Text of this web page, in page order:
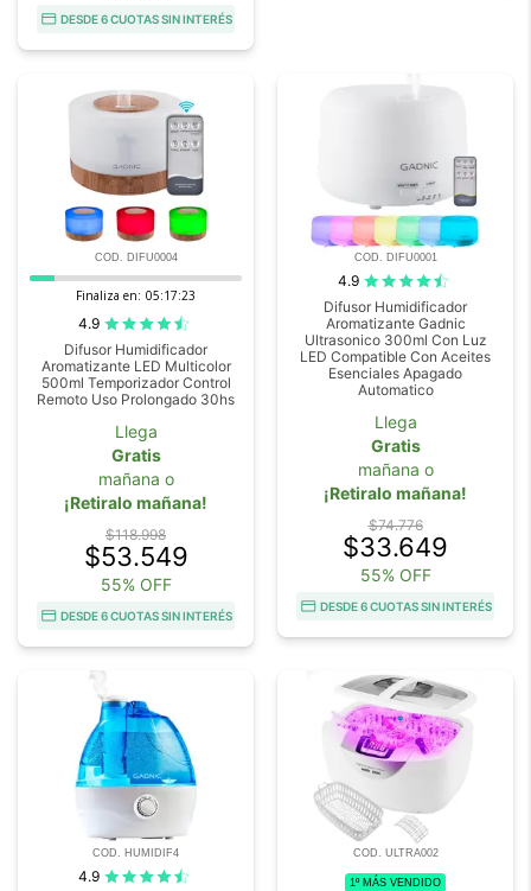
DESDE 6 CUOTAS SIN INTERÉS
COD. DIFU0004
Finaliza en: 05:17:22
4.9
Difusor Humidificador
Aromatizante LED Multicolor
500ml Temporizador Control
Remoto Uso Prolongado 30hs
Llega
Gratis
mañana o
¡Retiralo mañana!
$118.998
$53.549
55% OFF
DESDE 6 CUOTAS SIN INTERÉS
COD. DIFU0001
4.9
Difusor Humidificador
Aromatizante Gadnic
Ultrasonico 300ml Con Luz
LED Compatible Con Aceites
Esenciales Apagado
Automatico
Llega
Gratis
mañana o
¡Retiralo mañana!
$74.776
$33.649
55% OFF
DESDE 6 CUOTAS SIN INTERÉS
COD. HUMIDIF4
4.9
COD. ULTRA002
1º MÁS VENDIDO